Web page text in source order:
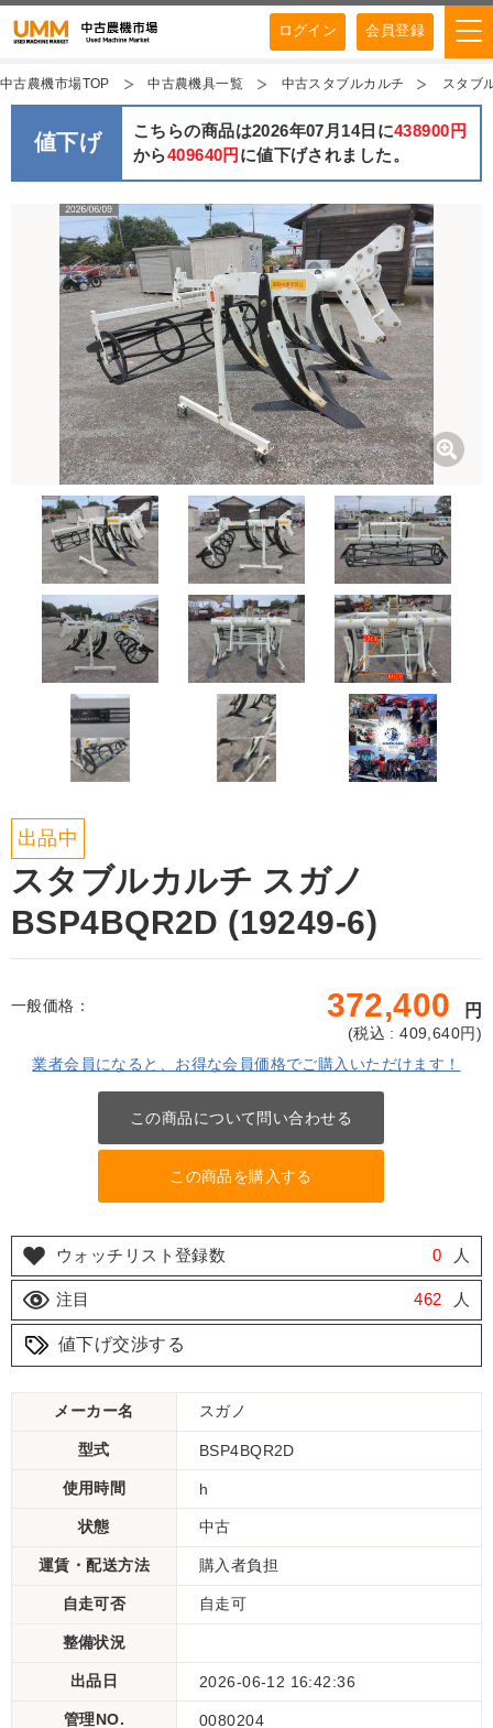
ログイン 会員登録
中古農機市場TOP 中古農機具一覧 中古スタブルカルチ スタブ
値下げ こちらの商品は2026年07月14日に438900円
から409640円 に値下げされました。
出品中
スタブルカルチ スガノ
BSP4BQR2D (19249-6)
一般価格： 372,400 円
(税込 : 409,640円)
業者会員になると、お得な会員価格でご購入いただけます！
この商品について問い合わせる
この商品を購入する
ウォッチリスト登録数 0 人
注目 462 人
値下げ交渉する
メーカー名 スガノ
型式 BSP4BQR2D
使用時間 h
状態 中古
運賃・配送方法 購入者負担
自走可否 自走可
整備状況
出品日 2026-06-12 16:42:36
管理NO. 0080204